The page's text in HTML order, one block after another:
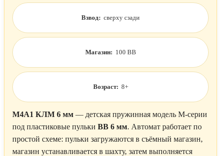
Взвод: сверху сзади
Магазин: 100 BB
Возраст: 8+
M4A1 КЛМ 6 мм — детская пружинная модель М-серии
под пластиковые пульки BB 6 мм. Автомат работает по
простой схеме: пульки загружаются в съёмный магазин,
магазин устанавливается в шахту, затем выполняется